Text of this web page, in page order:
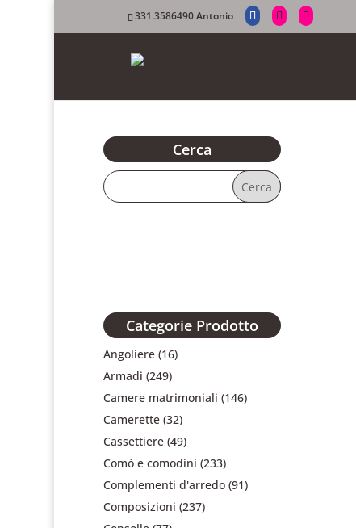
331.3586490 Antonio
Cerca
Categorie Prodotto
Angoliere (16)
Armadi (249)
Camere matrimoniali (146)
Camerette (32)
Cassettiere (49)
Comò e comodini (233)
Complementi d'arredo (91)
Composizioni (237)